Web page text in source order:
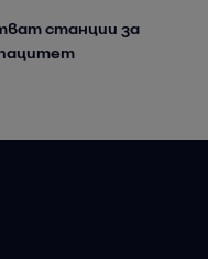
станции за